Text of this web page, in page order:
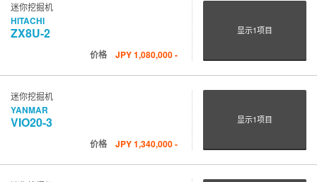
迷你挖掘机
HITACHI
ZX8U-2
价格 JPY1,080,000-
显示1项目
迷你挖掘机
YANMAR
VIO20-3
价格 JPY1,340,000-
显示1项目